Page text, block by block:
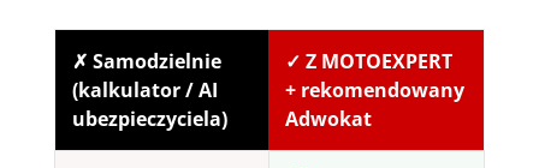
✗ Samodzielnie
(kalkulator / AI
ubezpieczyciela)
✓ Z MOTOEXPERT
+ rekomendowany
Adwokat